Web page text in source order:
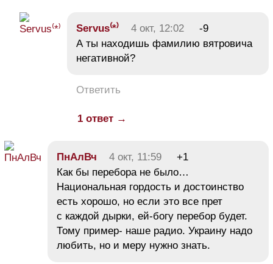
Servus⁽*⁾ 4 окт, 12:02
-9
А ты находишь фамилию вятровича
негативной?
Ответить
1 ответ →
ПнАлВч 4 окт, 11:59
+1
Как бы перебора не было…
Национальная гордость и достоинство
есть хорошо, но если это все прет
с каждой дырки, ей-богу перебор будет.
Тому пример- наше радио. Украину надо
любить, но и меру нужно знать.